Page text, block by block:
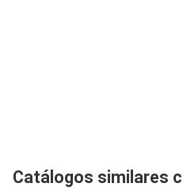
Catálogos similares